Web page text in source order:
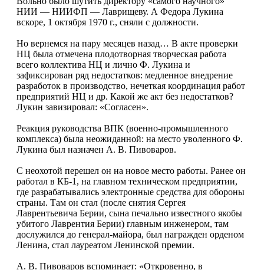
НИИ — НИИФП — Лаврищеву. А Федора Лукина
вскоре, 1 октября 1970 г., сняли с должности.
Но вернемся на пару месяцев назад… В акте проверки
НЦ была отмечена плодотворная творческая работа
всего коллектива НЦ и лично Ф. Лукина и
зафиксирован ряд недостатков: медленное внедрение
разработок в производство, нечеткая координация работ
предприятий НЦ и др. Какой же акт без недостатков?
Лукин завизировал: «Согласен».
Реакция руководства ВПК (военно-промышленного
комплекса) была неожиданной: на место уволенного Ф.
Лукина был назначен А. В. Пивоваров.
С неохотой перешел он на новое место работы. Ранее он
работал в КБ-1, на главном техническом предприятии,
где разрабатывались электронные средства для обороны
страны. Там он стал (после снятия Сергея
Лаврентьевича Берии, сына печально известного якобы
убитого Лаврентия Берии) главным инженером, там
дослужился до генерал-майора, был награжден орденом
Ленина, стал лауреатом Ленинской премии.
А. В. Пивоваров вспоминает: «Откровенно, в